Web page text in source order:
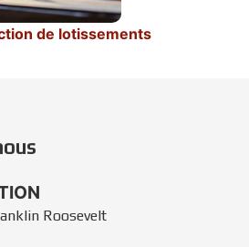
de lotissements
Roosevelt